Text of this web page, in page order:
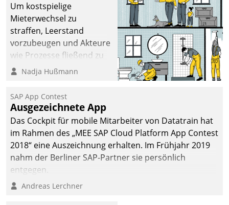
Um kostspielige
Mieterwechsel zu
straffen, Leerstand
vorzubeugen und Akteure
wie Prozesse fließend zu
vernetzen, nutzt die
Jahresbeginn eine
Überblick, Einsicht und
Eingriff bietende Lösung.
Zur Entwicklung setzte
man auf
Cloudtechnologie,
bewährte und Startup-
agile Projektmethoden.
Nadja Hußmann
SAP App Contest
Ausgezeichnete App
Das Cockpit für mobile Mitarbeiter von Datatrain hat
im Rahmen des „MEE SAP Cloud Platform App Contest
2018“ eine Auszeichnung erhalten. Im Frühjahr 2019
nahm der Berliner SAP-Partner sie persönlich
entgegen.
Andreas Lerchner